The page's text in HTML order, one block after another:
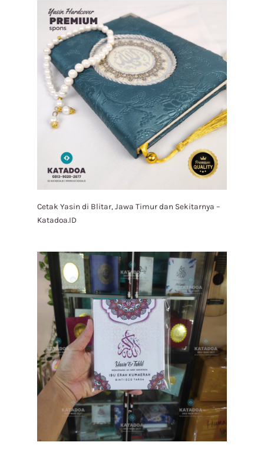
Cetak Yasin di Blitar, Jawa Timur dan Sekitarnya –
Katadoa.ID